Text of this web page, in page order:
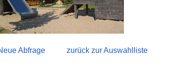
Abfrage zurück zur Auswahlliste